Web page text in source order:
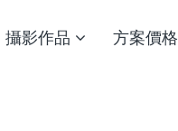
攝影作品 方案價格